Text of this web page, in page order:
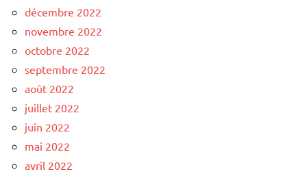
décembre 2022
novembre 2022
octobre 2022
septembre 2022
août 2022
juillet 2022
juin 2022
mai 2022
avril 2022